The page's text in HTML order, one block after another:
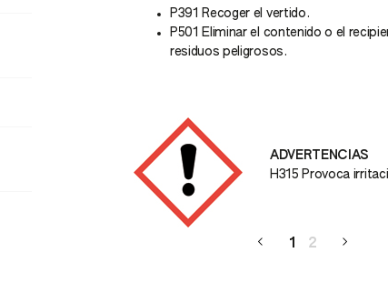
P391 Recoger el vertido.
P501 Eliminar el contenido o el
residuos peligrosos.
ADVERTENCIAS
H315 Provoca
1 2